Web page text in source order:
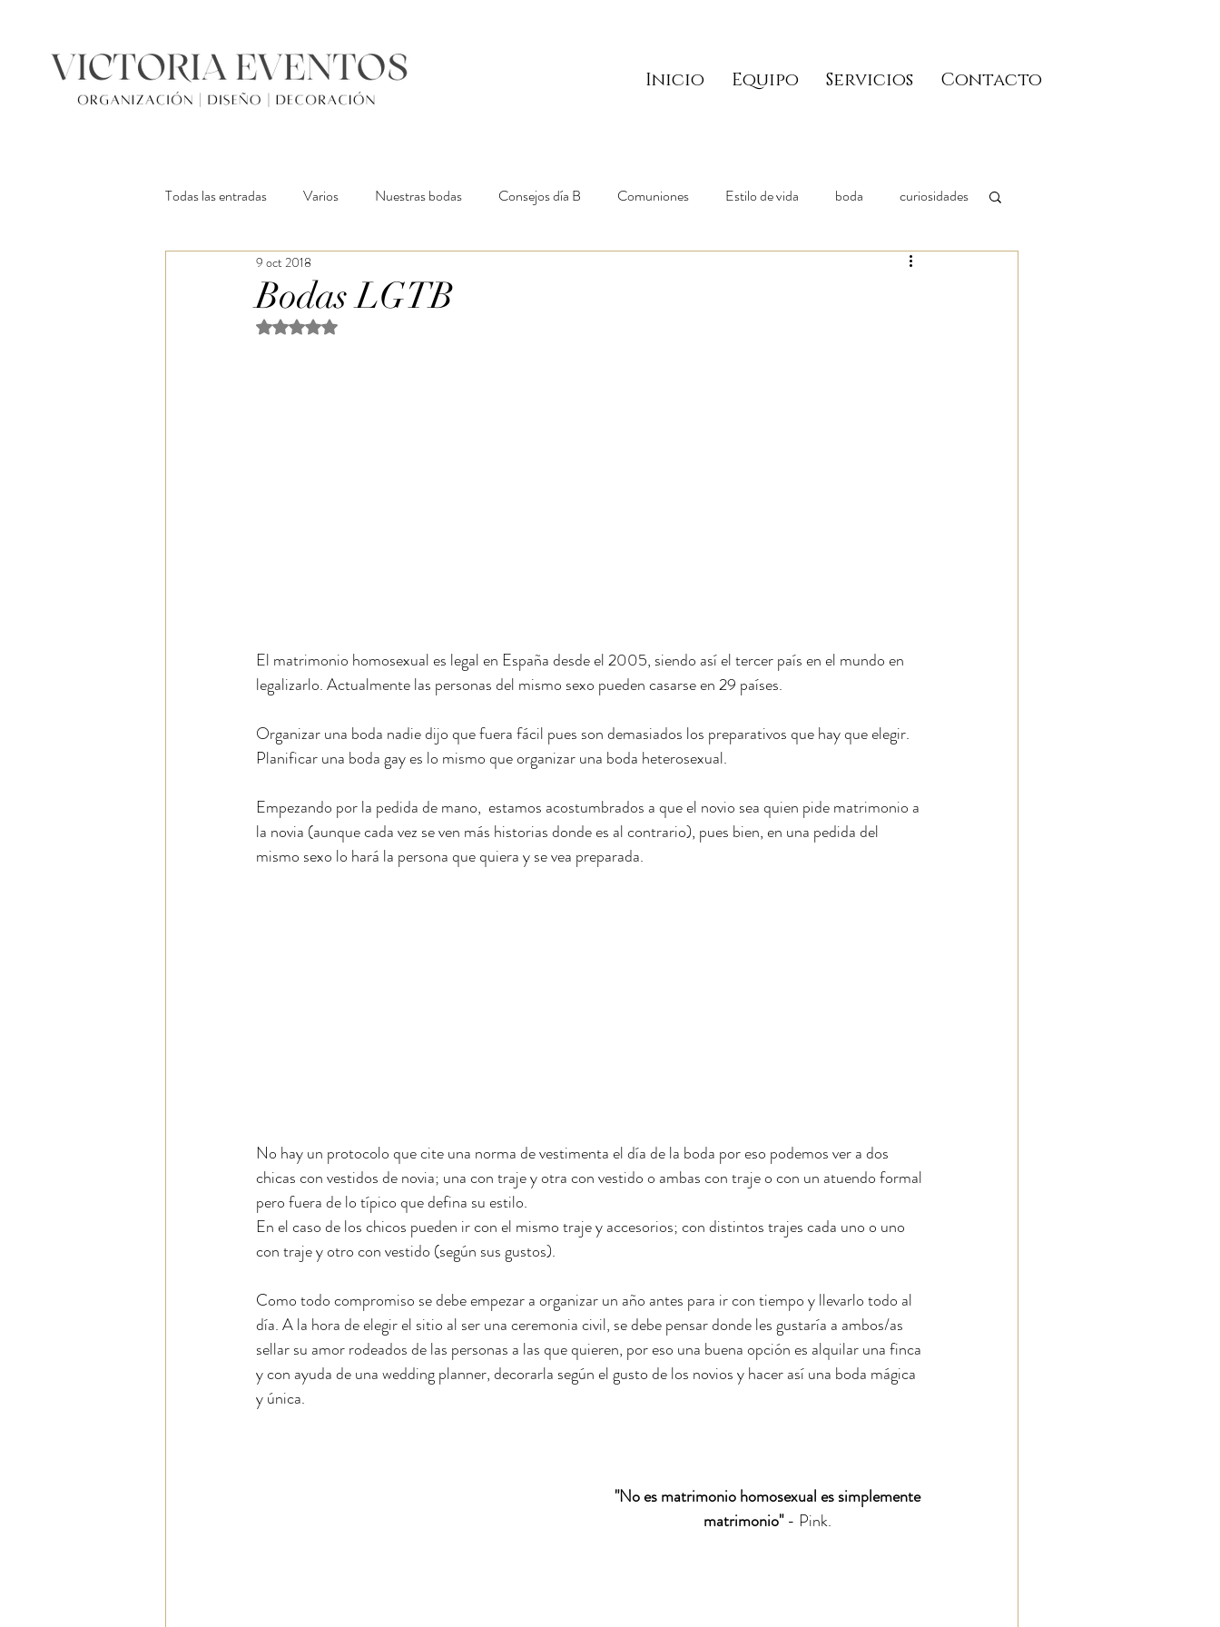
Inicio Equipo Servicios Contacto
Todas las entradas Varios Nuestras bodas Consejos día B Comuniones Estilo de vida boda curiosidades
Bodas LGTB
9 oct 2018
Obtuvo NaN de 5 estrellas.
El matrimonio homosexual es legal en España desde el 2005, siendo así el tercer país en el mundo en
legalizarlo. Actualmente las personas del mismo sexo pueden casarse en 29 países.
Organizar una boda nadie dijo que fuera fácil pues son demasiados los preparativos que hay que elegir.
Planificar una boda gay es lo mismo que organizar una boda heterosexual.
Empezando por la pedida de mano,  estamos acostumbrados a que el novio sea quien pide matrimonio a
la novia (aunque cada vez se ven más historias donde es al contrario), pues bien, en una pedida del
mismo sexo lo hará la persona que quiera y se vea preparada.
No hay un protocolo que cite una norma de vestimenta el día de la boda por eso podemos ver a dos
chicas con vestidos de novia; una con traje y otra con vestido o ambas con traje o con un atuendo formal
pero fuera de lo típico que defina su estilo.
En el caso de los chicos pueden ir con el mismo traje y accesorios; con distintos trajes cada uno o uno
con traje y otro con vestido (según sus gustos).
Como todo compromiso se debe empezar a organizar un año antes para ir con tiempo y llevarlo todo al
día. A la hora de elegir el sitio al ser una ceremonia civil, se debe pensar donde les gustaría a ambos/as
sellar su amor rodeados de las personas a las que quieren, por eso una buena opción es alquilar una finca
y con ayuda de una wedding planner, decorarla según el gusto de los novios y hacer así una boda mágica
y única.
"No es matrimonio homosexual es simplemente
matrimonio" - Pink.